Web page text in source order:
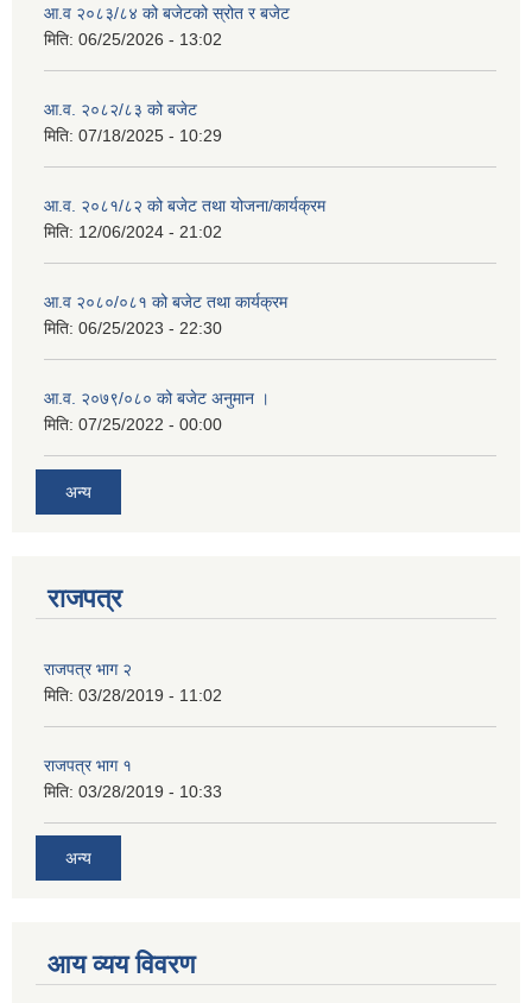
आ.व २०८३/८४ को बजेटको स्रोत र बजेट
मिति: 06/25/2026 - 13:02
आ.व. २०८२/८३ को बजेट
मिति: 07/18/2025 - 10:29
आ.व. २०८१/८२ को बजेट तथा योजना/कार्यक्रम
मिति: 12/06/2024 - 21:02
आ.व २०८०/०८१ को बजेट तथा कार्यक्रम
मिति: 06/25/2023 - 22:30
आ.व. २०७९/०८० को बजेट अनुमान ।
मिति: 07/25/2022 - 00:00
अन्य
राजपत्र
राजपत्र भाग २
मिति: 03/28/2019 - 11:02
राजपत्र भाग १
मिति: 03/28/2019 - 10:33
अन्य
आय व्यय विवरण